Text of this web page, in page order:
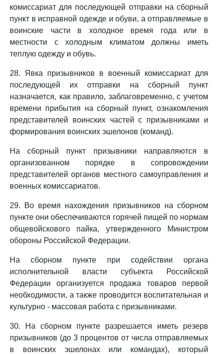
комиссариат для последующей отправки на сборный
пункт в исправной одежде и обуви, а отправляемые в
воинские части в холодное время года или в
местности с холодным климатом должны иметь
теплую одежду и обувь.
28. Явка призывников в военный комиссариат для
последующей их отправки на сборный пункт
назначается, как правило, заблаговременно, с учетом
времени прибытия на сборный пункт, ознакомления
представителей воинских частей с призывниками и
формирования воинских эшелонов (команд).
На сборный пункт призывники направляются в
организованном порядке в сопровождении
представителей органов местного самоуправления и
военных комиссариатов.
29. Во время нахождения призывников на сборном
пункте они обеспечиваются горячей пищей по нормам
общевойскового пайка, утвержденного Министром
обороны Российской Федерации.
На сборном пункте при содействии органа
исполнительной власти субъекта Российской
Федерации организуется продажа товаров первой
необходимости, а также проводится воспитательная и
культурно - массовая работа с призывниками.
30. На сборном пункте разрешается иметь резерв
призывников (до 3 процентов от числа отправляемых
в воинских эшелонах или командах), который